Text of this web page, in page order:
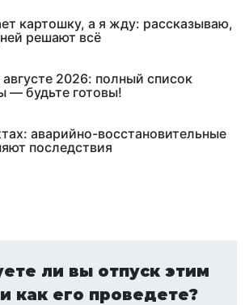
картошку, а я жду: рассказываю,
решают всё
2026: полный список
— будьте готовы!
аварийно-восстановительные
последствия
ли вы отпуск этим
как его проведете?